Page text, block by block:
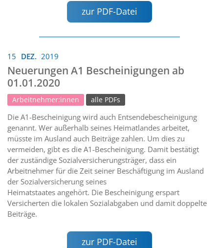
zur PDF-Datei
15 DEZ. 2019
Neuerungen A1 Bescheinigungen ab
01.01.2020
Arbeitnehmer:innen alle PDFs
Die A1-Bescheinigung wird auch Entsendebescheinigung
genannt. Wer außerhalb seines Heimatlandes arbeitet,
müsste im Ausland auch Beiträge zahlen. Um dies zu
vermeiden, gibt es die A1-Bescheinigung. Damit bestätigt
der zuständige Sozialversicherungsträger, dass ein
Arbeitnehmer für die Zeit seiner Beschäftigung im Ausland
der Sozialversicherung seines
Heimatstaates angehört. Die Bescheinigung erspart
Versicherten die lokalen Sozialabgaben und damit doppelte
Beiträge.
zur PDF-Datei